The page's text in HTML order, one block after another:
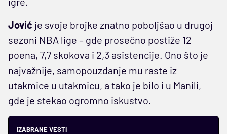
Jović je svoje brojke znatno poboljšao u drugoj
sezoni NBA lige – gde prosečno postiže 12
poena, 7,7 skokova i 2,3 asistencije. Ono što je
najvažnije, samopouzdanje mu raste iz
utakmice u utakmicu, a tako je bilo i u Manili,
gde je stekao ogromno iskustvo.
IZABRANE VESTI